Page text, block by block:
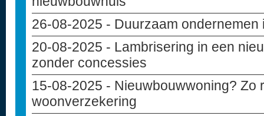
26-08-2025 - Duurzaam
20-08-2025 - Lambrisering in een
zonder concessies
15-08-2025 - Nieuwbouwwoning? Zo
woonverzekering